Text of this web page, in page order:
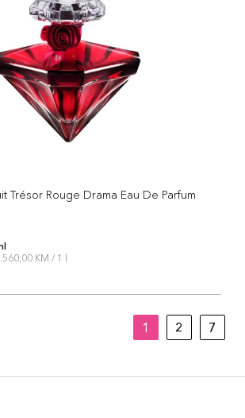
Trésor Rouge Drama Eau De Parfum
KM / 1 l
1 2 7